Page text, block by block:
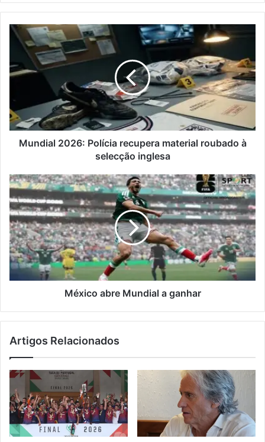
Mundial
2026:
Polícia
recupera
material
selecção
inglesa
Mundial 2026: Polícia recupera material roubado à
selecção inglesa
México
abre
Mundial
a
ganhar
México abre Mundial a ganhar
Artigos Relacionados